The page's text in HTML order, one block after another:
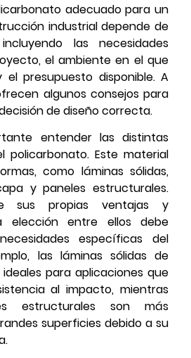
adecuado para un
industrial depende de
las necesidades
el ambiente en el que
presupuesto disponible. A
algunos consejos para
de diseño correcta.
entender las distintas
policarbonato. Este material
como láminas sólidas,
y paneles estructurales.
sus propias ventajas y
elección entre ellos debe
específicas del
las láminas sólidas de
para aplicaciones que
al impacto, mientras
estructurales son más
superficies debido a su